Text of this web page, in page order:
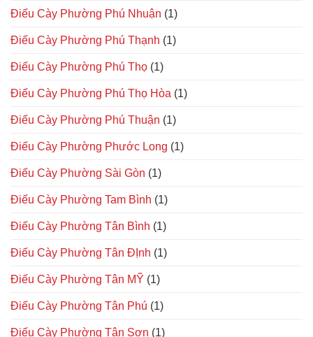
Điếu Cày Phường Phú Nhuận (1)
Điếu Cày Phường Phú Thạnh (1)
Điếu Cày Phường Phú Thọ (1)
Điếu Cày Phường Phú Thọ Hòa (1)
Điếu Cày Phường Phú Thuận (1)
Điếu Cày Phường Phước Long (1)
Điếu Cày Phường Sài Gòn (1)
Điếu Cày Phường Tam Bình (1)
Điếu Cày Phường Tân Bình (1)
Điếu Cày Phường Tân ĐỊnh (1)
Điếu Cày Phường Tân MỸ (1)
Điếu Cày Phường Tân Phú (1)
Điếu Cày Phường Tân Sơn (1)